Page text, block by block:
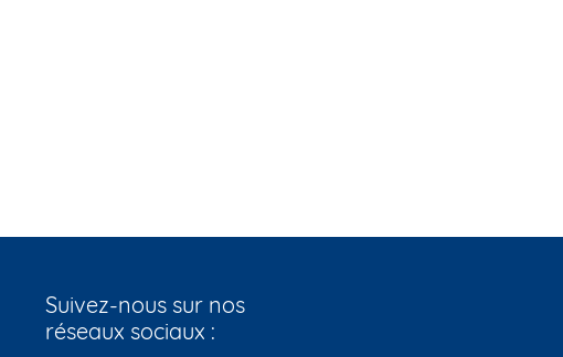
Suivez-nous sur nos
réseaux sociaux :